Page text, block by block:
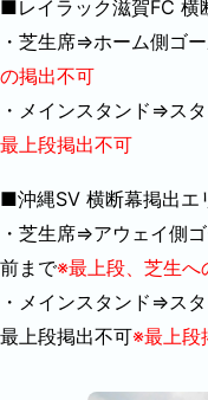
■レイラック滋賀FC 横
・芝生席⇒ホーム側ゴ
の掲出不可
・メインスタンド⇒ス
最上段掲出不可
■沖縄SV 横断幕掲出エ
・芝生席⇒アウェイ側
前まで※最上段、芝生へ
・メインスタンド⇒ス
最上段掲出不可※最上段